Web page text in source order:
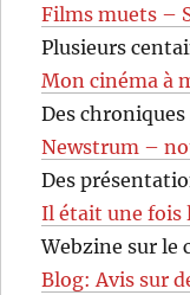
Films muets –
Plusieurs
Mon cinéma à
Des
Newstrum –
Des
Il était une fois
Webzine sur le
Blog: Avis sur